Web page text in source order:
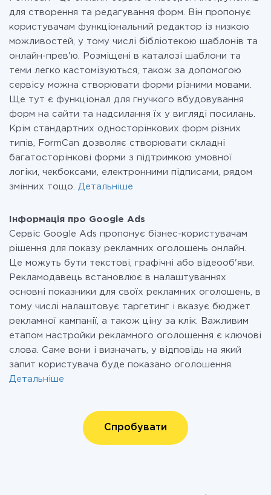
для створення та редагування форм. Він пропонує
користувачам функціональний редактор із низкою
можливостей, у тому числі бібліотекою шаблонів та
онлайн-прев'ю. Розміщені в каталозі шаблони та
теми легко кастомізуються, також за допомогою
сервісу можна створювати форми різними мовами.
Ще тут є функціонал для гнучкого вбудовування
форм на сайти та надсилання їх у вигляді посилань.
Крім стандартних односторінкових форм різних
типів, FormCan дозволяє створювати складні
багатосторінкові форми з підтримкою умовної
логіки, чекбоксами, електронними підписами, рядом
змінних тощо. Детальніше
Інформація про Google Ads
Сервіс Google Ads пропонує бізнес-користувачам
рішення для показу рекламних оголошень онлайн.
Це можуть бути текстові, графічні або відеооб'яви.
Рекламодавець встановлює в налаштуваннях
основні показники для своїх рекламних оголошень, в
тому числі налаштовує таргетинг і вказує бюджет
рекламної кампанії, а також ціну за клік. Важливим
етапом настройки рекламного оголошення є ключові
слова. Саме вони і визначать, у відповідь на який
запит користувача буде показано оголошення.
Детальніше
Спробувати